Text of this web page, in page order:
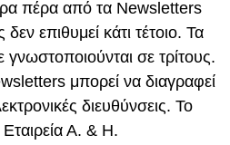
πέρα από τα Newsletters
επιθυμεί κάτι τέτοιο. Τα
γνωστοποιούνται σε τρίτους.
μπορεί να διαγραφεί
διευθύνσεις. Το
Α. & Η.